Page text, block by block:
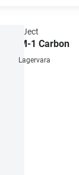
Pro-Ject
RPM-1 Carbon
Lagervara